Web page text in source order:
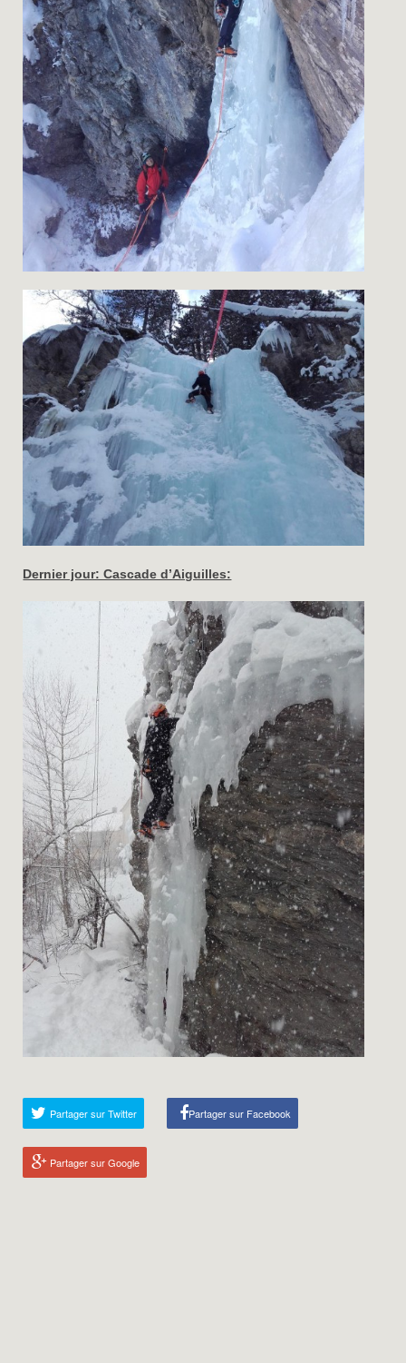
Dernier jour: Cascade d’Aiguilles:
Partager sur Twitter Partager sur Facebook
Partager sur Google